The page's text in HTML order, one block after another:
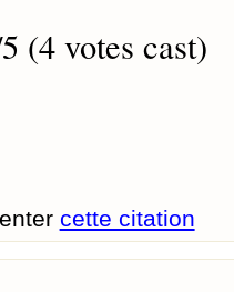
(4 votes cast)
cette citation